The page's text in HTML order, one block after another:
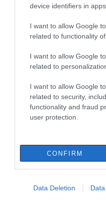
device identifiers in apps.
I want to allow Google
related to functionality
I want to allow Google
related to
I want to allow Google
related to security,
functionality and fraud
user protection.
CONFIRM
Data Deletion